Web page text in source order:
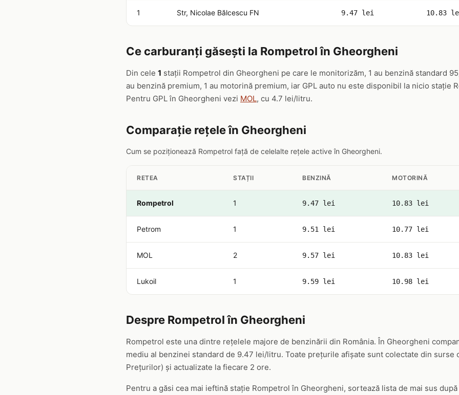
1 Str, Nicolae Bălcescu FN 9.47 lei 10.83
Ce carburanți găsești la Rompetrol în Gheorgheni
Din cele 1 stații Rompetrol din Gheorgheni pe care le monitorizăm, 1 au benzină standard
au benzină premium, 1 au motorină premium, iar GPL auto nu este disponibil la nicio stație
Pentru GPL în Gheorgheni vezi MOL, cu 4.7 lei/litru.
Comparație rețele în Gheorgheni
Cum se poziționează Rompetrol față de celelalte rețele active în Gheorgheni.
RETEA STAȚII BENZINĂ MOTORINĂ
Rompetrol 1 9.47 lei 10.83 lei
Petrom 1 9.51 lei 10.77 lei
MOL 2 9.57 lei 10.83 lei
Lukoil 1 9.59 lei 10.98 lei
Despre Rompetrol în Gheorgheni
Rompetrol este una dintre rețelele majore de benzinării din România. În Gheorgheni
mediu al benzinei standard de 9.47 lei/litru. Toate prețurile afișate sunt colectate din surse
Prețurilor) și actualizate la fiecare 2 ore.
Pentru a găsi cea mai ieftină stație Rompetrol în Gheorgheni, sortează lista de mai sus